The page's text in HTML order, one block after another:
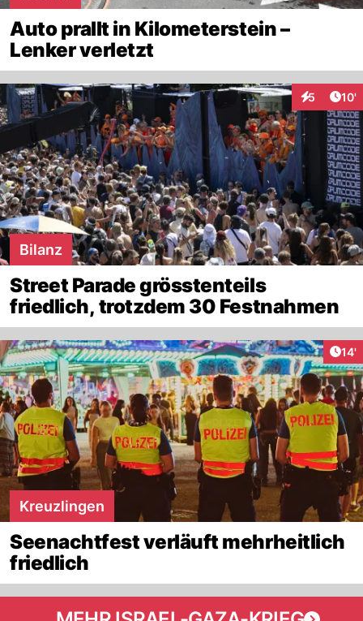
Auto prallt in Kilometerstein –
Lenker verletzt
5 10'
Bilanz
Street Parade grösstenteils
friedlich, trotzdem 30 Festnahmen
14'
Kreuzlingen
Seenachtfest verläuft mehrheitlich
friedlich